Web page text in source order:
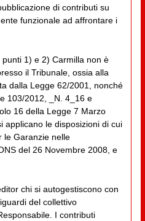
di contributi su
funzionale ad affrontare i
1) e 2) Carmilla non è
il Tribunale, ossia alla
dalla Legge 62/2001, nonché
103/2012, _N. 4_16 e
16 della Legge 7 Marzo
applicano le disposizioni di cui
le Garanzie nelle
del 26 Novembre 2008, e
chi si autogestiscono con
del collettivo
I contributi